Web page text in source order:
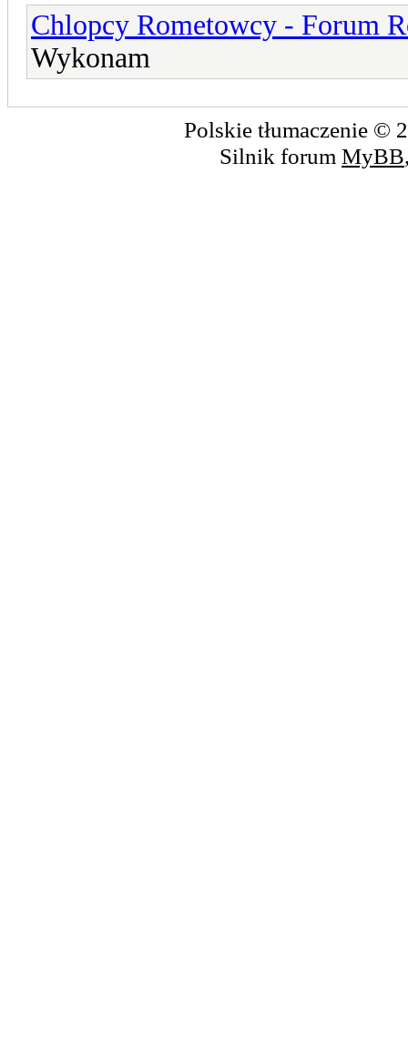
Chlopcy Rometowcy - Forum
Wykonam
Polskie tłumaczenie ©
Silnik forum MyBB